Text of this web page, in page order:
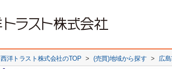
西洋トラスト株式会社のTOP > (売買)地域から探す > 広